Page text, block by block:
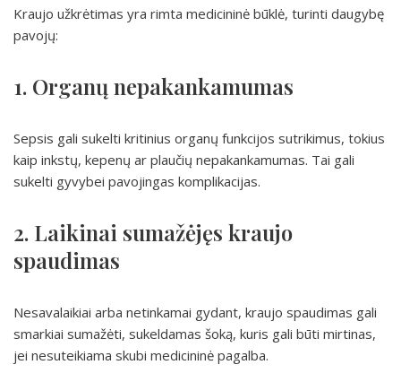
Kraujo užkrėtimas yra rimta medicininė būklė, turinti daugybę
pavojų:
1. Organų nepakankamumas
Sepsis gali sukelti kritinius organų funkcijos sutrikimus, tokius
kaip inkstų, kepenų ar plaučių nepakankamumas. Tai gali
sukelti gyvybei pavojingas komplikacijas.
2. Laikinai sumažėjęs kraujo
spaudimas
Nesavalaikiai arba netinkamai gydant, kraujo spaudimas gali
smarkiai sumažėti, sukeldamas šoką, kuris gali būti mirtinas,
jei nesuteikiama skubi medicininė pagalba.